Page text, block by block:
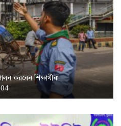
করবেন শিক্ষার্থীরা